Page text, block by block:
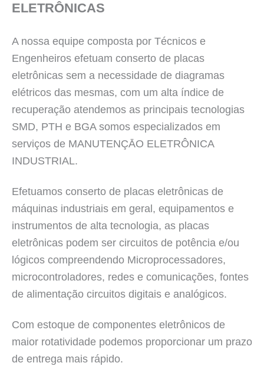
ELETRÔNICAS
A nossa equipe composta por Técnicos e
Engenheiros efetuam conserto de placas
eletrônicas sem a necessidade de diagramas
elétricos das mesmas, com um alta índice de
recuperação atendemos as principais tecnologias
SMD, PTH e BGA somos especializados em
serviços de MANUTENÇĀO ELETRÔNICA
INDUSTRIAL.
Efetuamos conserto de placas eletrônicas de
máquinas industriais em geral, equipamentos e
instrumentos de alta tecnologia, as placas
eletrônicas podem ser circuitos de potência e/ou
lógicos compreendendo Microprocessadores,
microcontroladores, redes e comunicações, fontes
de alimentação circuitos digitais e analógicos.
Com estoque de componentes eletrônicos de
maior rotatividade podemos proporcionar um prazo
de entrega mais rápido.